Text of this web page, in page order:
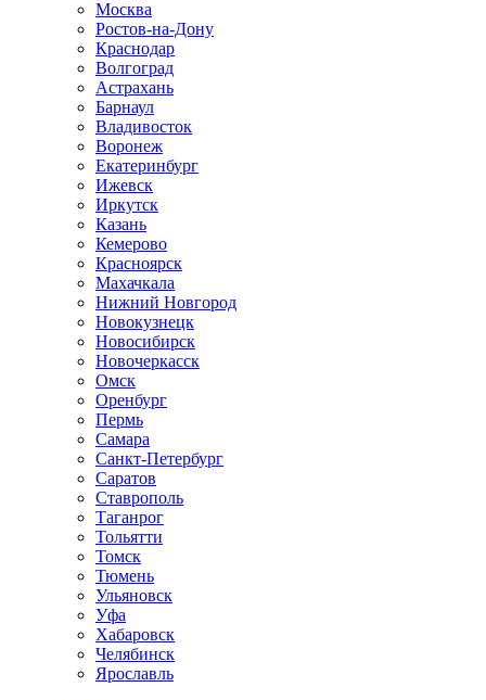
Москва
Ростов-на-Дону
Краснодар
Волгоград
Астрахань
Барнаул
Владивосток
Воронеж
Екатеринбург
Ижевск
Иркутск
Казань
Кемерово
Красноярск
Махачкала
Нижний Новгород
Новокузнецк
Новосибирск
Новочеркаcск
Омск
Оренбург
Пермь
Самара
Санкт-Петербург
Саратов
Ставрополь
Таганрог
Тольятти
Томск
Тюмень
Ульяновск
Уфа
Хабаровск
Челябинск
Ярославль